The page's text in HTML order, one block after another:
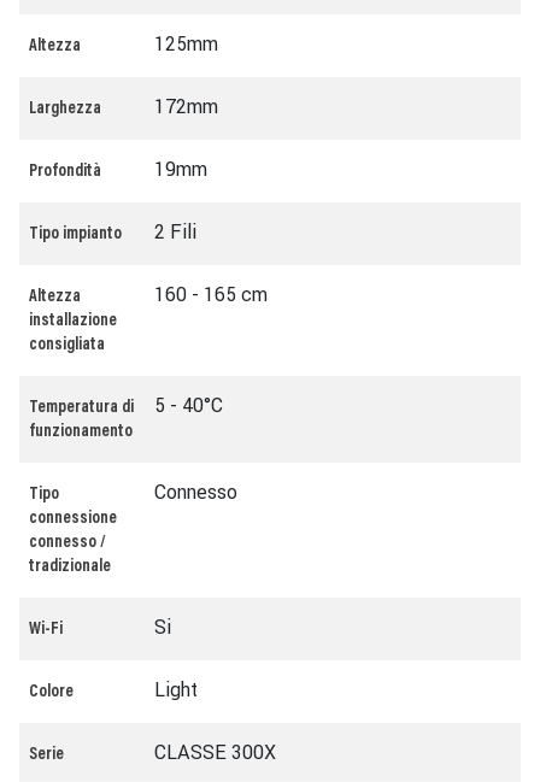
Altezza 125mm
Larghezza 172mm
Profondità 19mm
Tipo impianto 2 Fili
Altezza
installazione
consigliata
160 - 165 cm
Temperatura di
funzionamento
5 - 40°C
Tipo
connessione
connesso /
tradizionale
Connesso
Wi-Fi Si
Colore Light
Serie CLASSE 300X